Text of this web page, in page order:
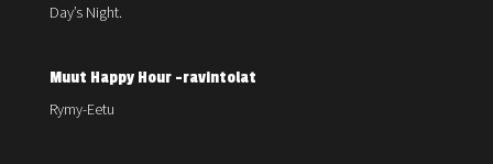
Day’s Night.
Muut Happy Hour -ravintolat
Rymy-Eetu